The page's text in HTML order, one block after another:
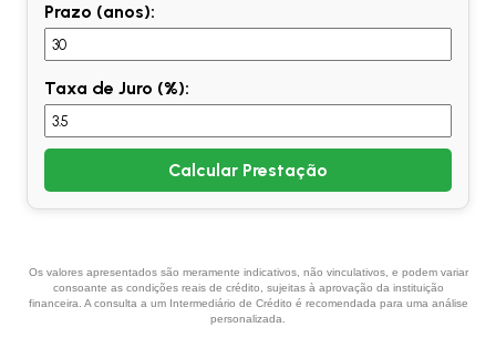
Prazo (anos):
Taxa de Juro (%):
Calcular Prestação
Os valores apresentados são meramente indicativos, não vinculativos, e podem variar
consoante as condições reais de crédito, sujeitas à aprovação da instituição
financeira. A consulta a um Intermediário de Crédito é recomendada para uma análise
personalizada.